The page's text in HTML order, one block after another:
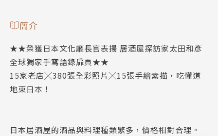
簡介
★★榮獲日本文化廳長官表揚 居酒屋探訪家太田和彥
全球獨家手寫語錄扉頁★★
15家老店╳380張全彩照片╳15張手繪素描，吃懂道
地東日本！
日本居酒屋的酒品與料理種類繁多，價格相對合理。